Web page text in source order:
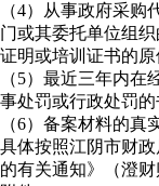
（4）从事政府采
门或其委托单位组
证明或培训证书的
（5）最近三年内在
事处罚或行政处罚的
（6）备案材料的真
具体按照江阴市财
的有关通知》（澄财